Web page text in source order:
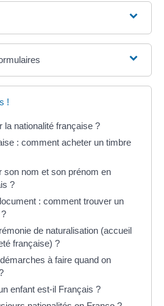
!
la nationalité française ?
: comment acheter un timbre
son nom et son prénom en
?
: comment trouver un
de naturalisation (accueil
française) ?
à faire quand on
enfant est-il Français ?